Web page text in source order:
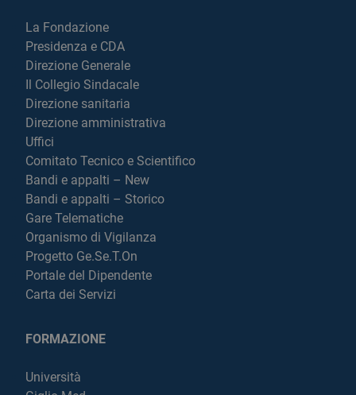
La Fondazione
Presidenza e CDA
Direzione Generale
Il Collegio Sindacale
Direzione sanitaria
Direzione amministrativa
Uffici
Comitato Tecnico e Scientifico
Bandi e appalti – New
Bandi e appalti – Storico
Gare Telematiche
Organismo di Vigilanza
Progetto Ge.Se.T.On
Portale del Dipendente
Carta dei Servizi
FORMAZIONE
Università